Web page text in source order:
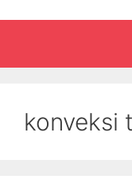
konveksi